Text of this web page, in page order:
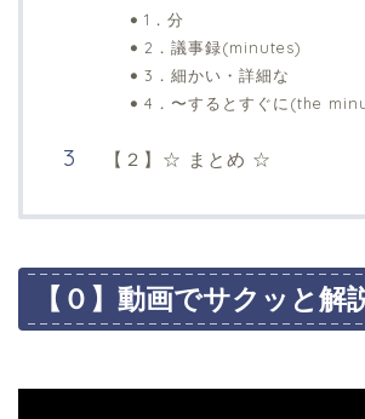
1．分
2．議事録(minutes)
3．細かい・詳細な
4．〜するとすぐに(the
【２】☆ まとめ ☆
【０】動画でサクッと解